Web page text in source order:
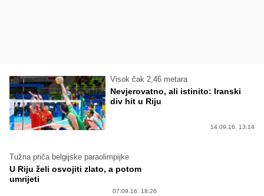
Visok čak 2,46 metara
Nevjerovatno, ali istinito: Iranski
div hit u Riju
14.09.16. 13:14
Tužna priča belgijske paraolimpijke
U Riju želi osvojiti zlato, a potom
umrijeti
07.09.16. 18:26